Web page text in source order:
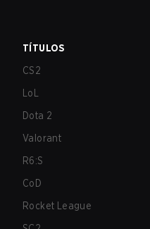
TÍTULOS
CS2
LoL
Dota 2
Valorant
R6:S
CoD
Rocket League